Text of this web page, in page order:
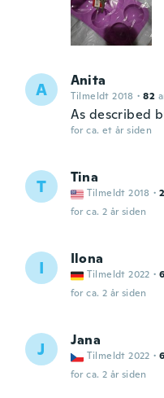
A Anita
Tilmeldt 2018 · 82
As described
for ca. et år siden
T Tina
Tilmeldt 2018 ·
for ca. 2 år siden
I Ilona
Tilmeldt 2022 ·
for ca. 2 år siden
J Jana
Tilmeldt 2022 ·
for ca. 2 år siden